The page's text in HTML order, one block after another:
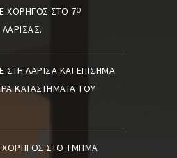
ΧΟΡΗΓΌΣ ΣΤΟ 7Ο
ΣΤΗ ΛΆΡΙΣΑ ΚΑΙ ΕΠΊΣΗΜΑ
ΚΑΤΑΣΤΉΜΑΤΑ ΤΟΥ
ΧΟΡΗΓΌΣ ΣΤΟ ΤΜΉΜΑ